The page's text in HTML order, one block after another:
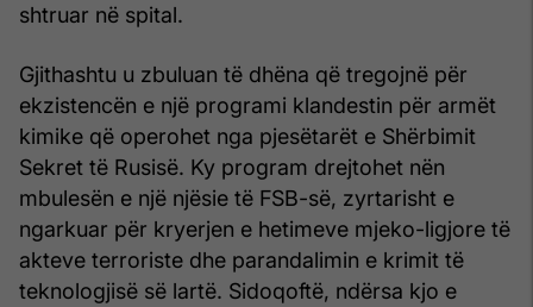
shtruar në spital.
Gjithashtu u zbuluan të dhëna që tregojnë për
ekzistencën e një programi klandestin për armët
kimike që operohet nga pjesëtarët e Shërbimit
Sekret të Rusisë. Ky program drejtohet nën
mbulesën e një njësie të FSB-së, zyrtarisht e
ngarkuar për kryerjen e hetimeve mjeko-ligjore të
akteve terroriste dhe parandalimin e krimit të
teknologjisë së lartë. Sidoqoftë, ndërsa kjo e